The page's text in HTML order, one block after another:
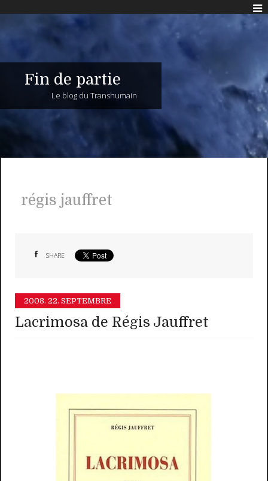
Fin de partie
Le blog du Transhumain
régis jauffret
SHARE
2008. 22. SEPTEMBRE
Lacrimosa de Régis Jauffret